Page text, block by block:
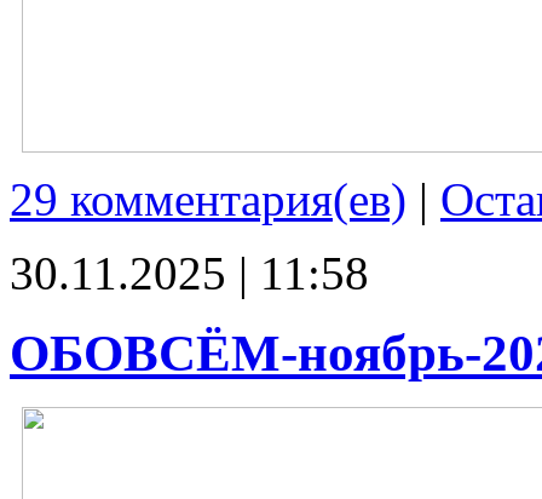
29 комментария(ев) |
30.11.2025 | 11:58
ОБОВСЁМ-ноябрь-